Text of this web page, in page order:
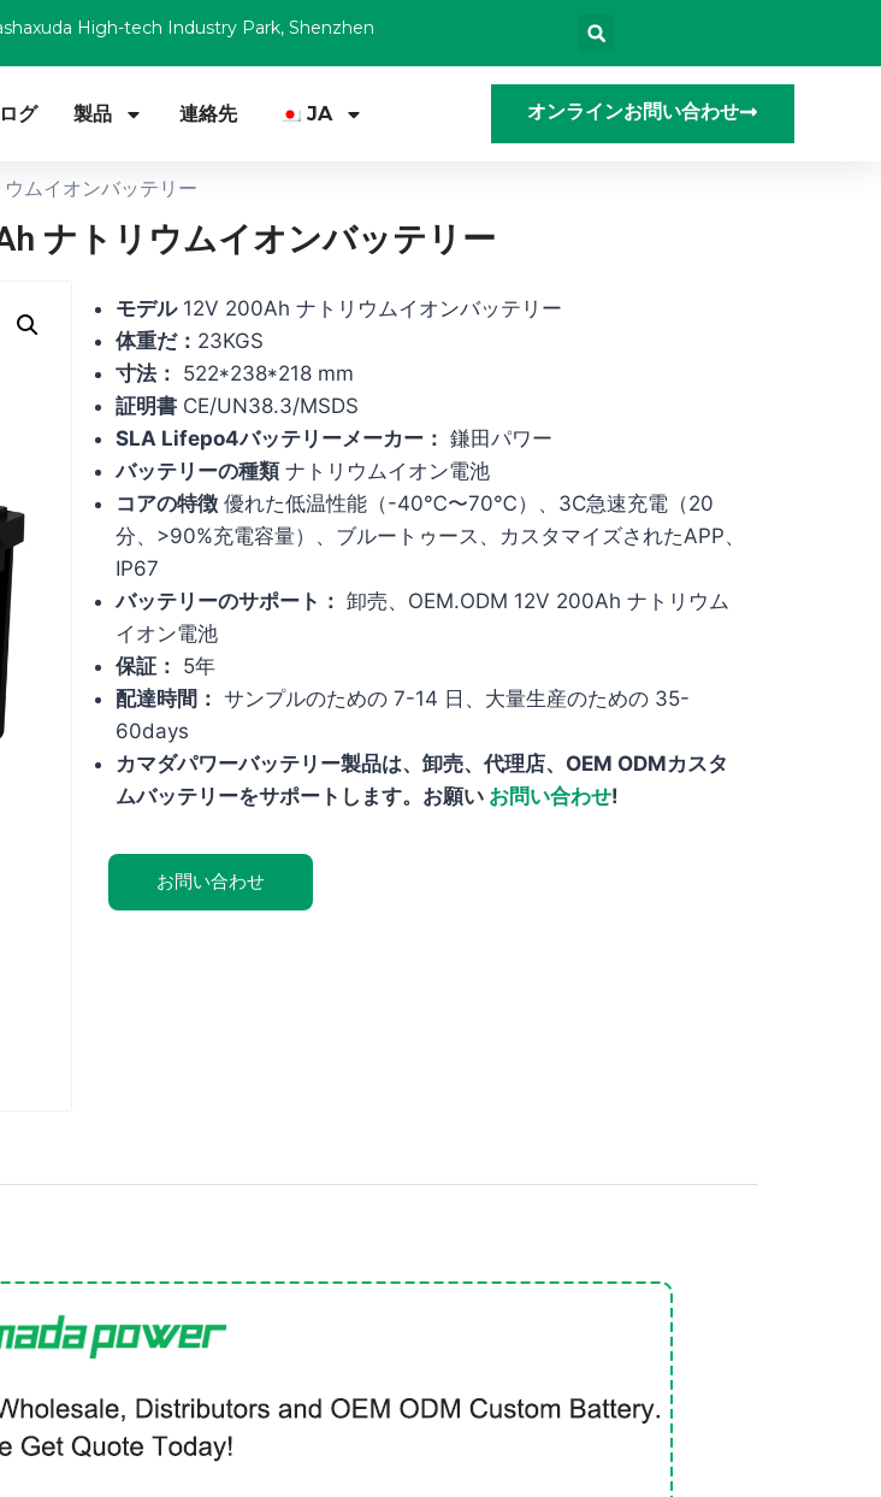
High-tech Industry Park, Shenzhen
グ 製品 連絡先 JA オンラインお問い合わせ
ムイオンバッテリー
ナトリウムイオンバッテリー
モデル12V 200Ah ナトリウムイオンバッテリー
体重だ： 23KGS
寸法： 522*238*218 mm
証明書CE/UN38.3/MSDS
SLA Lifepo4バッテリーメーカー： 鎌田パワー
バッテリーの種類ナトリウムイオン電池
コアの特徴優れた低温性能（-40℃〜70℃）、3C急速充電（20
分、>90%充電容量）、ブルートゥース、カスタマイズされたAPP、
IP67
バッテリーのサポート： 卸売、OEM.ODM 12V 200Ah ナトリウム
イオン電池
保証： 5年
配達時間： サンプルのための 7-14 日、大量生産のための 35-
60days
カマダパワーバッテリー製品は、卸売、代理店、OEM ODMカスタ
ムバッテリーをサポートします。お願い お問い合わせ!
お問い合わせ